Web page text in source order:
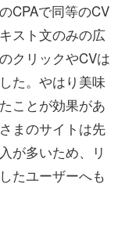
CPAで同等のCV
スト文のみの広
クリックやCVは
た。やはり美味
ことが効果があ
まのサイトは先
が多いため、リ
たユーザーへも